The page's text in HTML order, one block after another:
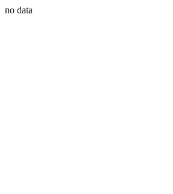
no data